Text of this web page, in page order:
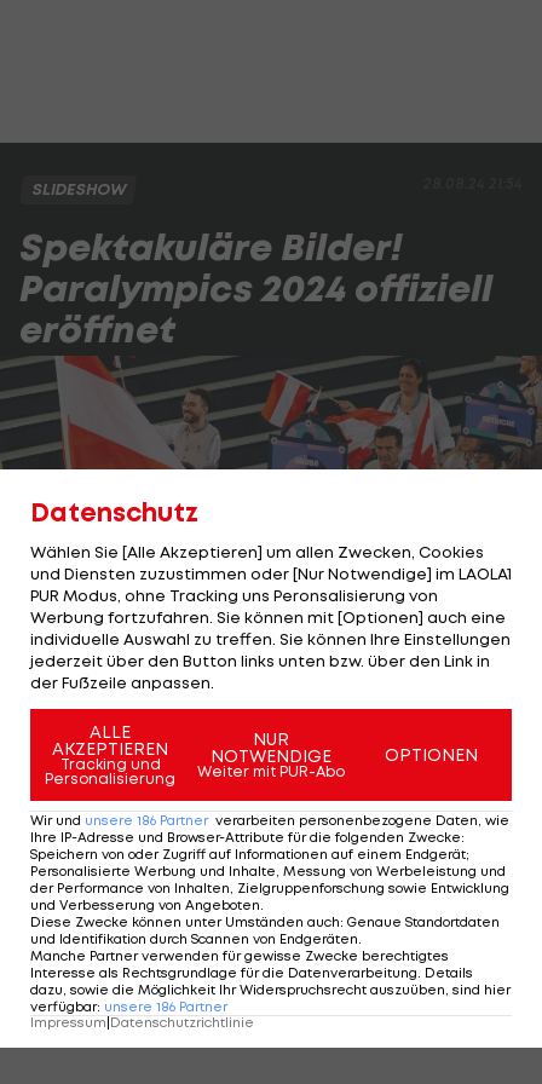
SLIDESHOW
Spektakuläre Bilder!
Paralympics 2024 offiziell
eröffnet
2/15
2 VON 15
KOMMENTARE
Datenschutz
Wählen Sie [Alle Akzeptieren] um allen Zwecken, Cookies
und Diensten zuzustimmen oder [Nur Notwendige] im LAOLA1
PUR Modus, ohne Tracking uns Peronsalisierung von
Werbung fortzufahren. Sie können mit [Optionen] auch eine
individuelle Auswahl zu treffen. Sie können Ihre Einstellungen
jederzeit über den Button links unten bzw. über den Link in
der Fußzeile anpassen.
ALLE
AKZEPTIEREN
Tracking und
Personalisierung
NUR
NOTWENDIGE
Weiter mit PUR-Abo
OPTIONEN
Wir und unsere 186 Partner verarbeiten personenbezogene Daten, wie
Ihre IP-Adresse und Browser-Attribute für die folgenden Zwecke:
Speichern von oder Zugriff auf Informationen auf einem Endgerät;
Personalisierte Werbung und Inhalte, Messung von Werbeleistung und
der Performance von Inhalten, Zielgruppenforschung sowie Entwicklung
und Verbesserung von Angeboten.
Diese Zwecke können unter Umständen auch: Genaue Standortdaten
und Identifikation durch Scannen von Endgeräten.
Manche Partner verwenden für gewisse Zwecke berechtigtes
Interesse als Rechtsgrundlage für die Datenverarbeitung. Details
dazu, sowie die Möglichkeit Ihr Widerspruchsrecht auszuüben, sind hier
verfügbar: unsere 186 Partner
Impressum Datenschutzrichtlinie